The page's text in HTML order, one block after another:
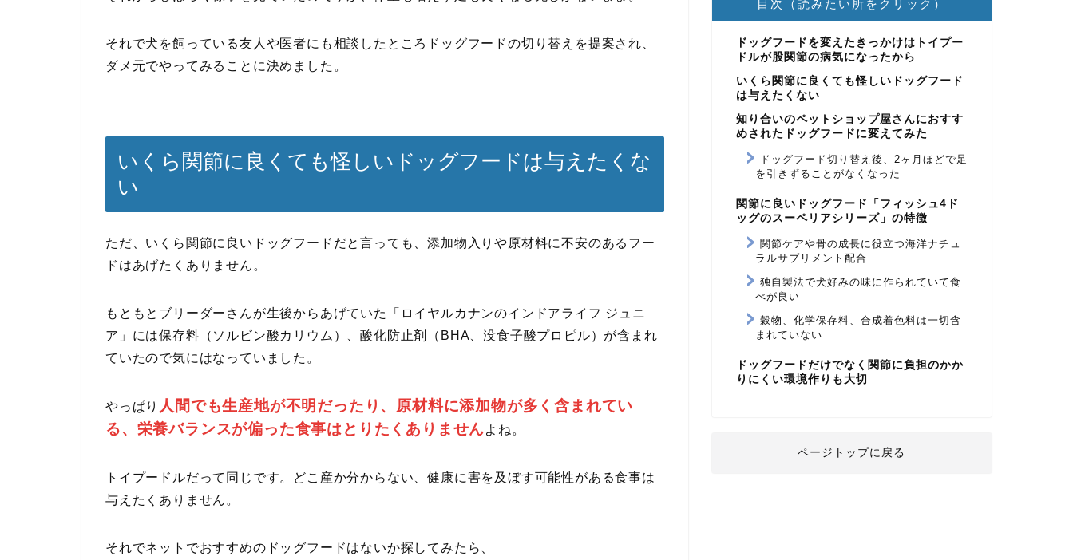
それで犬を飼っている友人や医者にも相談したところドッグフードの切り替えを提案され、
ダメ元でやってみることに決めました。
いくら関節に良くても怪しいドッグフードは与えたくな
い
ただ、いくら関節に良いドッグフードだと言っても、添加物入りや原材料に不安のあるフー
ドはあげたくありません。
もともとブリーダーさんが生後からあげていた「ロイヤルカナンのインドアライフ ジュニ
ア」には保存料（ソルビン酸カリウム）、酸化防止剤（BHA、没食子酸プロピル）が含まれ
ていたので気にはなっていました。
やっぱり 人間でも生産地が不明だったり、原材料に添加物が多く含まれてい
る、栄養バランスが偏った食事はとりたくありませんよね。
トイプードルだって同じです。どこ産か分からない、健康に害を及ぼす可能性がある食事は
与えたくありません。
それでネットでおすすめのドッグフードはないか探してみたら、
目次（読みたい所をクリック）
ドッグフードを変えたきっかけはトイプー
ドルが股関節の病気になったから
いくら関節に良くても怪しいドッグフード
は与えたくない
知り合いのペットショップ屋さんにおすす
めされたドッグフードに変えてみた
ドッグフード切り替え後、2ヶ月ほどで足
を引きずることがなくなった
関節に良いドッグフード「フィッシュ4ド
ッグのスーペリアシリーズ」の特徴
関節ケアや骨の成長に役立つ海洋ナチュ
ラルサプリメント配合
独自製法で犬好みの味に作られていて食
べが良い
穀物、化学保存料、合成着色料は一切含
まれていない
ドッグフードだけでなく関節に負担のかか
りにくい環境作りも大切
ページトップに戻る